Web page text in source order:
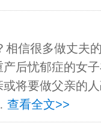
相信很多做丈夫
后忧郁症的女
将要做父亲的
查看全文>>